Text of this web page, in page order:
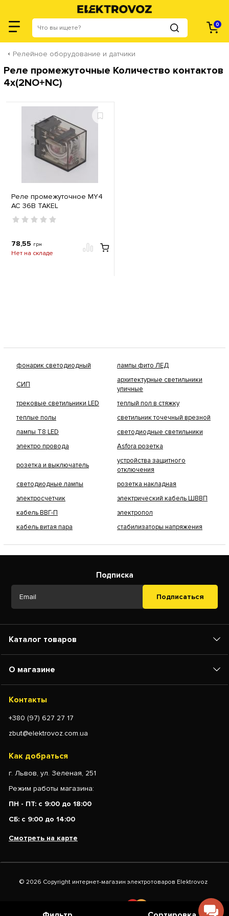
0
Релейное оборудование и датчики
Реле промежуточные Количество контактов
4x(2NO+NC)
Реле промежуточное МY4
AC 36В TAKEL
78,55 грн
Нет на складе
фонарик светодиодный лампы фито ЛЕД
СИП
архитектурные светильники
уличные
трековые светильники LED
теплый пол в стяжку
теплые полы
светильник точечный врезной
лампы Т8 LED
светодиодные светильники
электро провода
Asfora розетка
розетка и выключатель
устройства защитного
отключения
светодиодные лампы
розетка накладная
электросчетчик
электрический кабель ШВВП
кабель ВВГ-П
электропол
кабель витая пара
стабилизаторы напряжения
Подписка
Подписаться
Каталог товаров
О магазине
Контакты
+380 (97) 627 27 17
zbut@elektrovoz.com.ua
Как добраться
г. Львов, ул. Зеленая, 251
Режим работы магазина:
ПН - ПТ: с 9:00 до 18:00
СБ: с 9:00 до 14:00
Смотреть на карте
© 2026 Copyright интернет-магазин электротоваров Elektrovoz